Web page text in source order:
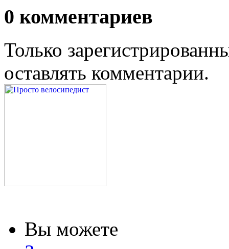
0 комментариев
Только
оставлять комментарии.
Вы можете